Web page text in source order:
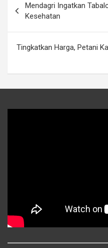
pos
Mendagri Ingatkan
Kesehatan
Tingkatkan Harga, Petani